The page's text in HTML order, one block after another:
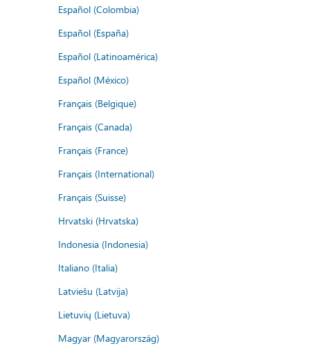
Español (Colombia)
Español (España)
Español (Latinoamérica)
Español (México)
Français (Belgique)
Français (Canada)
Français (France)
Français (International)
Français (Suisse)
Hrvatski (Hrvatska)
Indonesia (Indonesia)
Italiano (Italia)
Latviešu (Latvija)
Lietuvių (Lietuva)
Magyar (Magyarország)